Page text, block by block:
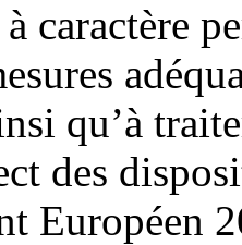
caractère
qu’à
des
Européen